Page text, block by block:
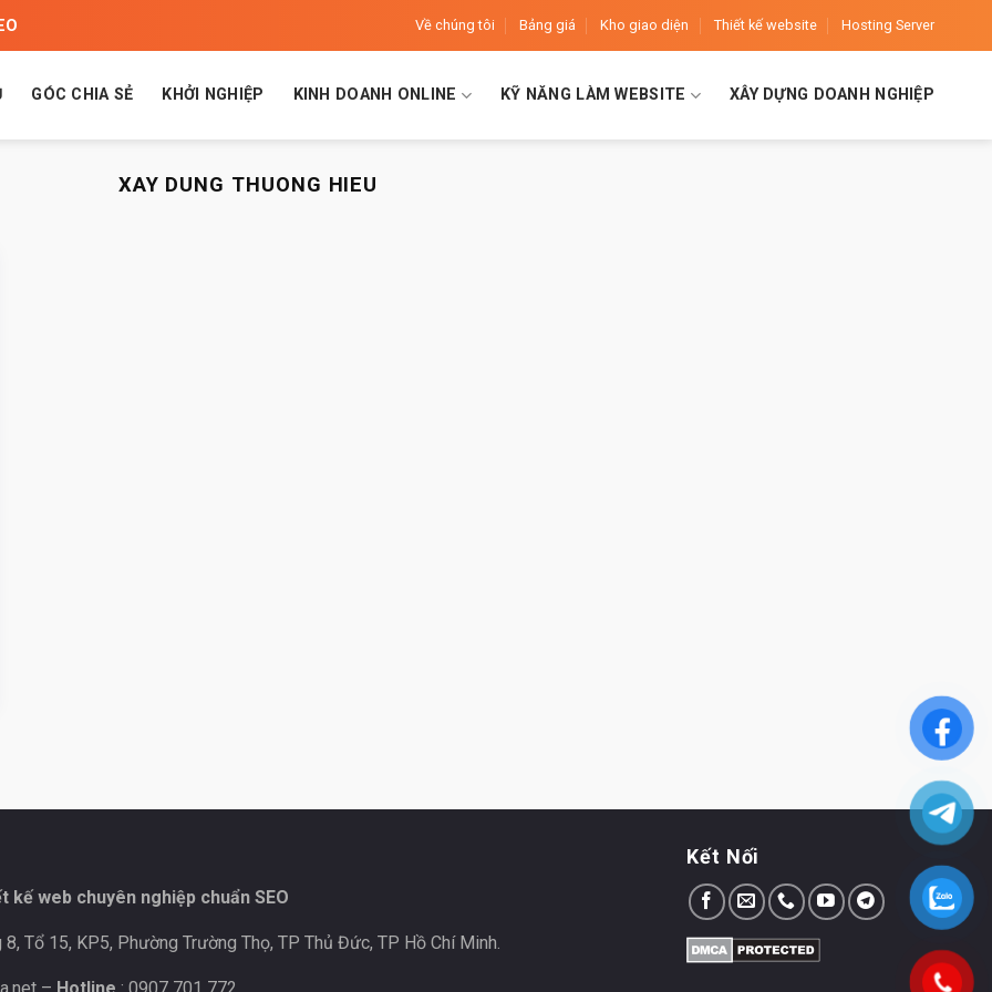
Về chúng tôi Bảng giá Kho giao diện Thiết kế website Hosting Server
GÓC CHIA SẺ KHỞI NGHIỆP KINH DOANH ONLINE KỸ NĂNG LÀM WEBSITE XÂY DỰNG DOANH NGHIỆP
XAY DUNG THUONG HIEU
kế web chuyên nghiệp chuẩn SEO
Tổ 15, KP5, Phường Trường Thọ, TP Thủ Đức, TP Hồ Chí Minh.
Kết Nối